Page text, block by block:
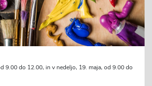
9.00 do 12.00, in v nedeljo, 19. maja, od 9.00 do